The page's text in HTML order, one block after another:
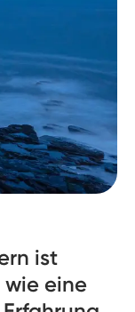
ist
wie eine